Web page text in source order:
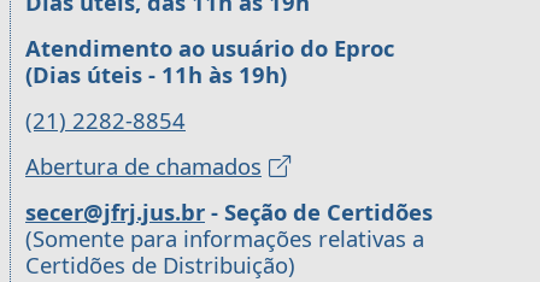
Atendimento ao usuário do Eproc
(Dias úteis - 11h às 19h)
(21) 2282-8854
Abertura de chamados
secer@jfrj.jus.br - Seção de Certidões
(Somente para informações relativas a
Certidões de Distribuição)